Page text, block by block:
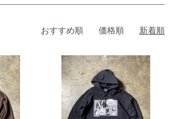
おすすめ順 価格順 新着順